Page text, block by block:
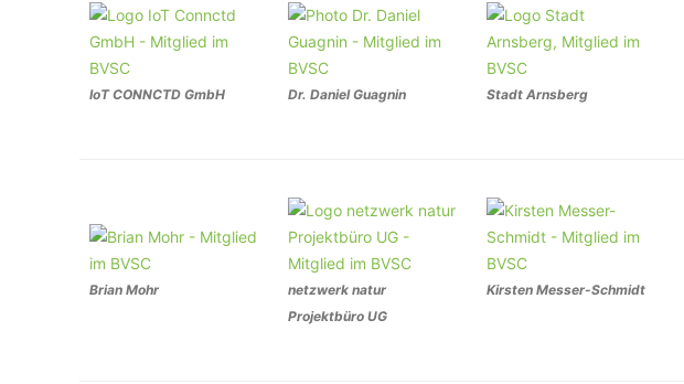
IoT CONNCTD GmbH Dr. Daniel Guagnin Stadt Arnsberg
Brian Mohr
netzwerk natur
Projektbüro UG
Kirsten Messer-Schmidt